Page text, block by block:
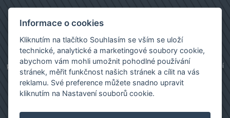
realitní kancelář Brno|prodej bytů|prodej rodinného domu
prodej pozemku| pronájem bytu|pronájem kanceláře|
realitní
kancelář Moravská Třebová|
Images by: montypeter, Freepik, katemangostar,jcomp
Informace o cookies
Kliknutím na tlačítko Souhlasím se vším se uloží
technické, analytické a marketingové soubory cookie,
abychom vám mohli umožnit pohodlné používání
stránek, měřit funkčnost našich stránek a cílit na vás
reklamu. Své preference můžete snadno upravit
kliknutím na Nastavení souborů cookie.